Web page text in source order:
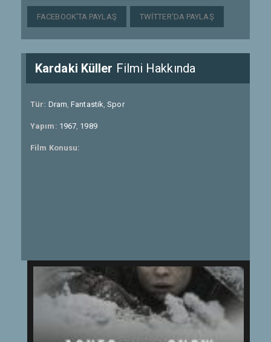
FACEBOOK'TA PAYLAŞ TWITTER'DA PAYLAŞ
Kardaki Küller Filmi Hakkında
Tür: Dram,Fantastik,Spor
Yapım: 1967, 1989
Film Konusu: